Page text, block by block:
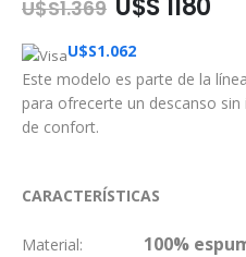
U$S1.369
U$S1.062
Este modelo es parte de la línea
para ofrecerte un descanso
de confort.
CARACTERÍSTICAS
Material: 100%